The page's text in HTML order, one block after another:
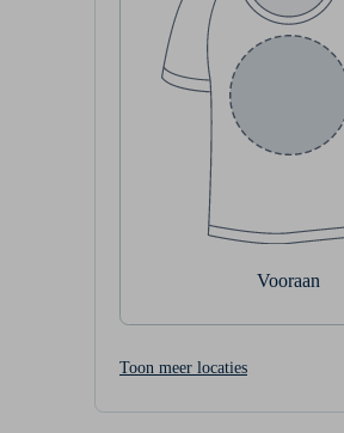
Vooraan
Toon meer locaties